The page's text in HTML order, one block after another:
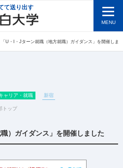
て送り出す
MENU
「U・I・Jターン就職（地方就職）ガイダンス」を開催しま
ャリア・就職 新宿
トップ
）ガイダンス」を開催しました